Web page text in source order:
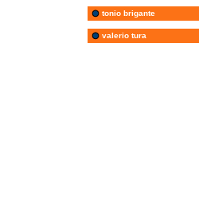
tonio brigante
valerio tura